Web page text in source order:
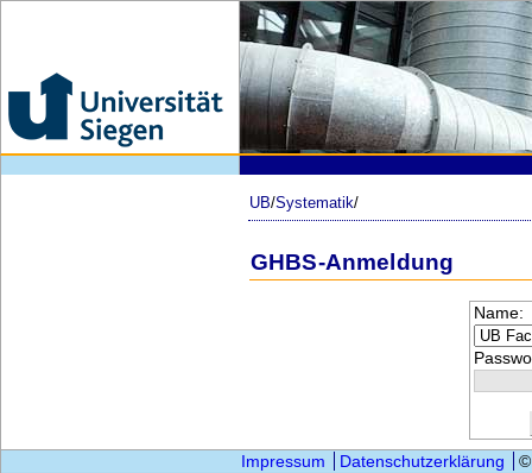
UB/Systematik/
GHBS-Anmeldung
Name:
Impressum Datenschutzerklärung ©